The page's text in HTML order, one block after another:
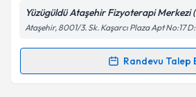
Kişisel verilerimin
kapsamda işlenmesini kabul
Yüzügüldü Ataşehir Fizyoterapi Merkezi
Ataşehir, 8001/3. Sk. Kaşarcı Plaza Apt No:17
Randevu Talep
Randevu Takvimi Talebi